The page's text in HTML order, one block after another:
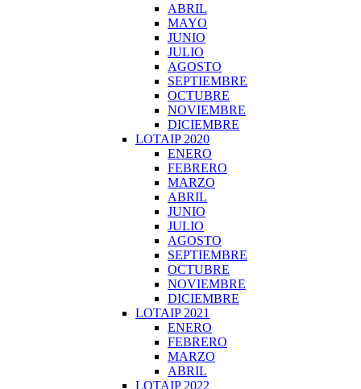
ABRIL
MAYO
JUNIO
JULIO
AGOSTO
SEPTIEMBRE
OCTUBRE
NOVIEMBRE
DICIEMBRE
LOTAIP 2020
ENERO
FEBRERO
MARZO
ABRIL
JUNIO
JULIO
AGOSTO
SEPTIEMBRE
OCTUBRE
NOVIEMBRE
DICIEMBRE
LOTAIP 2021
ENERO
FEBRERO
MARZO
ABRIL
LOTAIP 2022